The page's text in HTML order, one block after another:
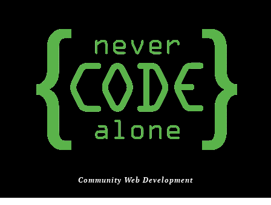
Community Web Development